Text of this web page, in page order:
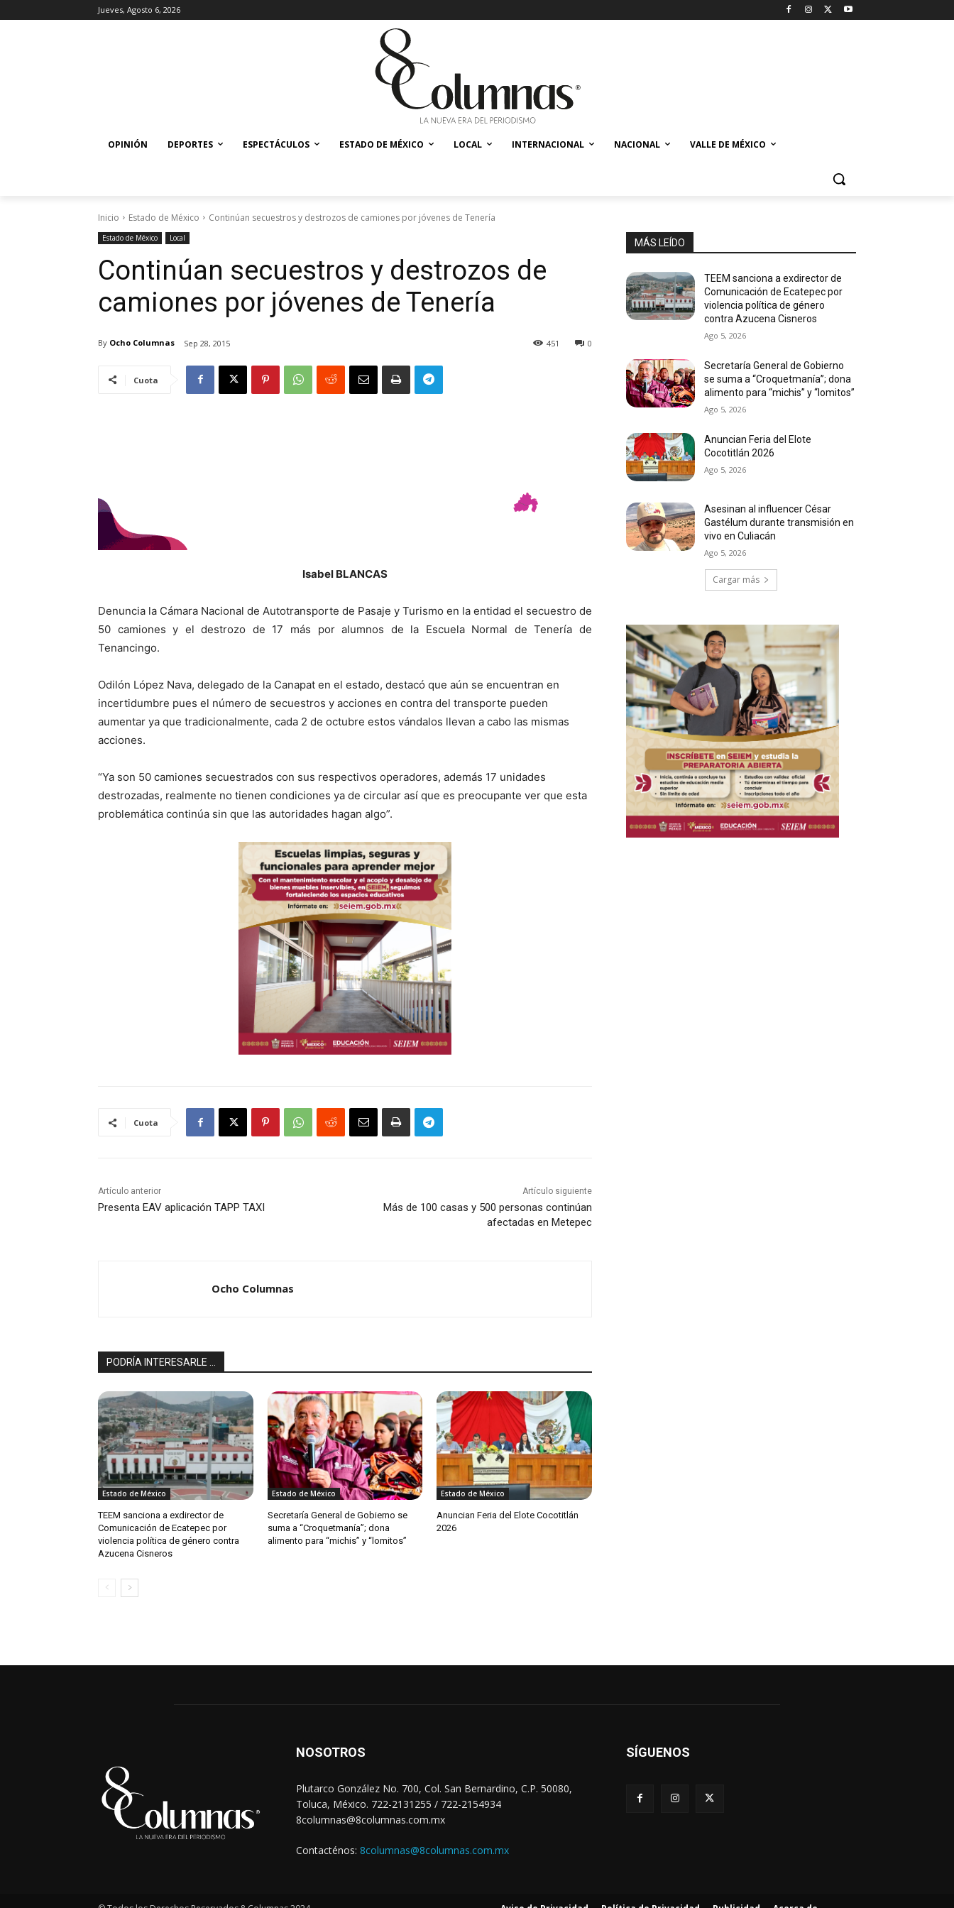
Jueves, Agosto 6, 2026
OPINIÓN DEPORTES ESPECTÁCULOS ESTADO DE MÉXICO LOCAL INTERNACIONAL NACIONAL VALLE DE MÉXICO
Inicio Estado de México Continúan secuestros y destrozos de camiones por jóvenes de Tenería
Estado de México Local
Continúan secuestros y destrozos de
camiones por jóvenes de Tenería
By Ocho Columnas Sep 28, 2015 0
451
Cuota
Isabel BLANCAS
Denuncia la Cámara Nacional de Autotransporte de Pasaje y Turismo en la entidad el secuestro de
50 camiones y el destrozo de 17 más por alumnos de la Escuela Normal de Tenería de
Tenancingo.
Odilón López Nava, delegado de la Canapat en el estado, destacó que aún se encuentran en
incertidumbre pues el número de secuestros y acciones en contra del transporte pueden
aumentar ya que tradicionalmente, cada 2 de octubre estos vándalos llevan a cabo las mismas
acciones.
“Ya son 50 camiones secuestrados con sus respectivos operadores, además 17 unidades
destrozadas, realmente no tienen condiciones ya de circular así que es preocupante ver que esta
problemática continúa sin que las autoridades hagan algo”.
Cuota
Artículo anterior
Presenta EAV aplicación TAPP TAXI
Artículo siguiente
Más de 100 casas y 500 personas continúan
afectadas en Metepec
Ocho Columnas
PODRÍA INTERESARLE ...
Estado de México
TEEM sanciona a exdirector de
Comunicación de Ecatepec por
violencia política de género contra
Azucena Cisneros
Estado de México
Secretaría General de Gobierno se
suma a “Croquetmanía”; dona
alimento para “michis” y “lomitos”
Estado de México
Anuncian Feria del Elote Cocotitlán
2026
MÁS LEÍDO
TEEM sanciona a exdirector de
Comunicación de Ecatepec por
violencia política de género
contra Azucena Cisneros
Ago 5, 2026
Secretaría General de Gobierno
se suma a “Croquetmanía”; dona
alimento para “michis” y “lomitos”
Ago 5, 2026
Anuncian Feria del Elote
Cocotitlán 2026
Ago 5, 2026
Asesinan al influencer César
Gastélum durante transmisión en
vivo en Culiacán
Ago 5, 2026
Cargar más
NOSOTROS
Plutarco González No. 700, Col. San Bernardino, C.P. 50080,
Toluca, México. 722-2131255 / 722-2154934
8columnas@8columnas.com.mx
Contacténos: 8columnas@8columnas.com.mx
SÍGUENOS